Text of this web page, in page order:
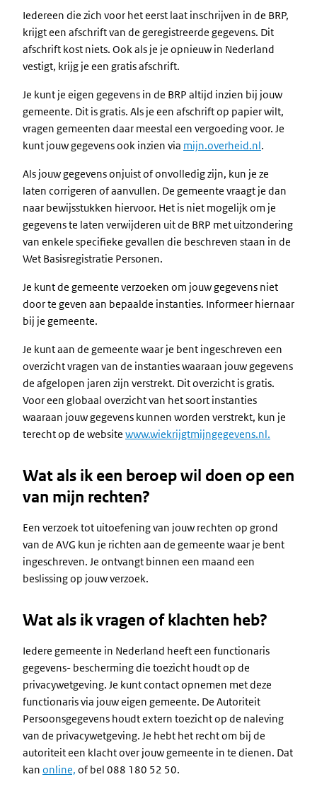
Iedereen die zich voor het eerst laat inschrijven in de BRP,
krijgt een afschrift van de geregistreerde gegevens. Dit
afschrift kost niets. Ook als je je opnieuw in Nederland
vestigt, krijg je een gratis afschrift.
Je kunt je eigen gegevens in de BRP altijd inzien bij jouw
gemeente. Dit is gratis. Als je een afschrift op papier wilt,
vragen gemeenten daar meestal een vergoeding voor. Je
kunt jouw gegevens ook inzien via mijn.overheid.nl.
Als jouw gegevens onjuist of onvolledig zijn, kun je ze
laten corrigeren of aanvullen. De gemeente vraagt je dan
naar bewijsstukken hiervoor. Het is niet mogelijk om je
gegevens te laten verwijderen uit de BRP met uitzondering
van enkele specifieke gevallen die beschreven staan in de
Wet Basisregistratie Personen.
Je kunt de gemeente verzoeken om jouw gegevens niet
door te geven aan bepaalde instanties. Informeer hiernaar
bij je gemeente.
Je kunt aan de gemeente waar je bent ingeschreven een
overzicht vragen van de instanties waaraan jouw gegevens
de afgelopen jaren zijn verstrekt. Dit overzicht is gratis.
Voor een globaal overzicht van het soort instanties
waaraan jouw gegevens kunnen worden verstrekt, kun je
terecht op de website www.wiekrijgtmijngegevens.nl.
Wat als ik een beroep wil doen op een
van mijn rechten?
Een verzoek tot uitoefening van jouw rechten op grond
van de AVG kun je richten aan de gemeente waar je bent
ingeschreven. Je ontvangt binnen een maand een
beslissing op jouw verzoek.
Wat als ik vragen of klachten heb?
Iedere gemeente in Nederland heeft een functionaris
gegevens- bescherming die toezicht houdt op de
privacywetgeving. Je kunt contact opnemen met deze
functionaris via jouw eigen gemeente. De Autoriteit
Persoonsgegevens houdt extern toezicht op de naleving
van de privacywetgeving. Je hebt het recht om bij de
autoriteit een klacht over jouw gemeente in te dienen. Dat
kan online, of bel 088 180 52 50.